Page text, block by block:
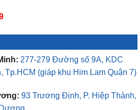
277-279 Đường số 9A, KDC
Tp.HCM (giáp khu Him Lam Quận 7)
93 Trương Định, P. Hiệp Thành,